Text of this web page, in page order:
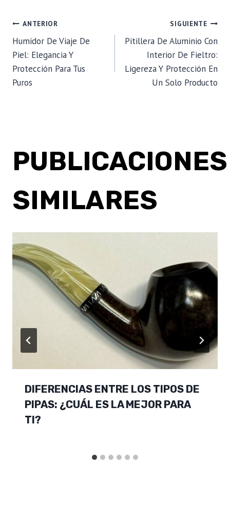
entrada:
NAVEGACIÓN
DE
ENTRADAS
ANTERIOR
Humidor De Viaje De
Piel: Elegancia Y
Protección Para Tus
Puros
SIGUIENTE
Pitillera De Aluminio Con
Interior De Fieltro:
Ligereza Y Protección En
Un Solo Producto
PUBLICACIONES
SIMILARES
DIFERENCIAS ENTRE LOS TIPOS DE
PIPAS: ¿CUÁL ES LA MEJOR PARA
TI?